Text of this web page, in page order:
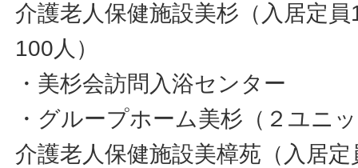
介護老人保健施設美杉（入居定
100人）
・美杉会訪問入浴センター
・グループホーム美杉（２ユニ
介護老人保健施設美樟苑（入居